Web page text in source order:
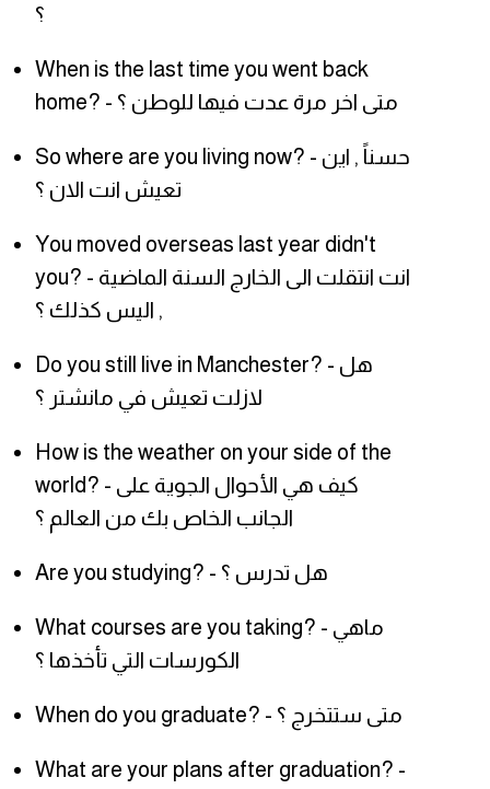
؟
When is the last time you went back
home? - متى اخر مرة عدت فيها للوطن ؟
So where are you living now? - حسناً , اين
تعيش انت الان ؟
You moved overseas last year didn't
you? - انت انتقلت الى الخارج السنة الماضية
, اليس كذلك ؟
Do you still live in Manchester? - هل
لازلت تعيش في مانشتر ؟
How is the weather on your side of the
world? - كيف هي الأحوال الجوية على
الجانب الخاص بك من العالم ؟
Are you studying? - هل تدرس ؟
What courses are you taking? - ماهي
الكورسات التي تأخذها ؟
When do you graduate? - متى ستتخرج ؟
What are your plans after graduation? -